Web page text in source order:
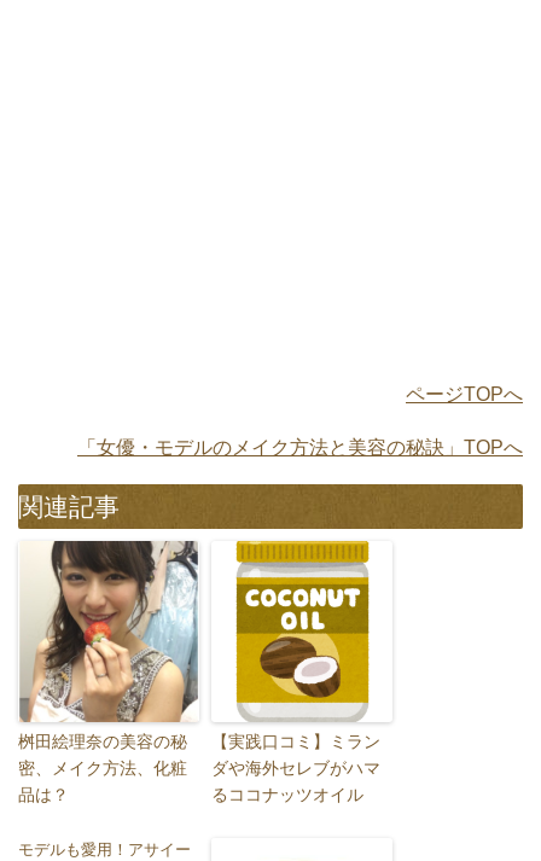
ページTOPへ
「女優・モデルのメイク方法と美容の秘訣」TOPへ
関連記事
桝田絵理奈の美容の秘
密、メイク方法、化粧
品は？
【実践口コミ】ミラン
ダや海外セレブがハマ
るココナッツオイル
モデルも愛用！アサイー